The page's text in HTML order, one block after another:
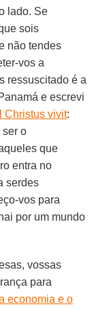
lado. Se
sois
não tendes
vos a
ressuscitado é a
e escrevi
Christus vivit:
ser o
que
entra no
serdes
vos para
por um mundo
vossas
para
economia e o